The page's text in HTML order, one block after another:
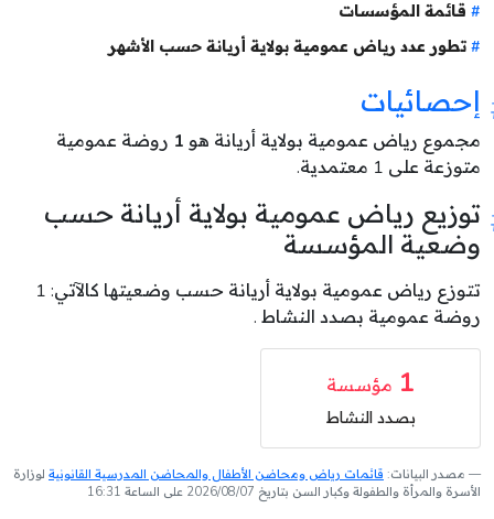
قائمة المؤسسات
تطور عدد رياض عمومية بولاية أريانة حسب الأشهر
إحصائيات
مجموع رياض عمومية بولاية أريانة هو 1 روضة عمومية
متوزعة على 1 معتمدية.
توزيع رياض عمومية بولاية أريانة حسب
وضعية المؤسسة
تتوزع رياض عمومية بولاية أريانة حسب وضعيتها كالآتي: 1
روضة عمومية بصدد النشاط .
1 مؤسسة
بصدد النشاط
مصدر البيانات: قائمات رياض ومحاضن الأطفال والمحاضن المدرسية القانونية لوزارة
الأسرة والمرأة والطفولة وكبار السن بتاريخ 2026/08/07 على الساعة 16:31